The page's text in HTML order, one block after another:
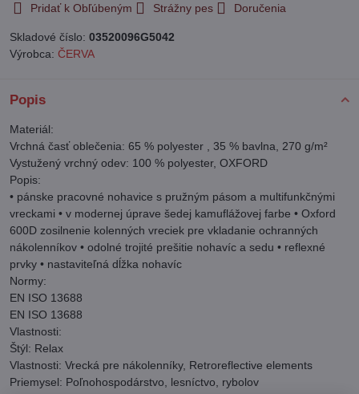
Pridať k Obľúbeným Strážny pes Doručenia
Skladové číslo: 03520096G5042
Výrobca: ČERVA
Popis
Materiál:
Vrchná časť oblečenia: 65 % polyester , 35 % bavlna, 270 g/m²
Vystužený vrchný odev: 100 % polyester, OXFORD
Popis:
• pánske pracovné nohavice s pružným pásom a multifunkčnými
vreckami • v modernej úprave šedej kamuflážovej farbe • Oxford
600D zosilnenie kolenných vreciek pre vkladanie ochranných
nákolenníkov • odolné trojité prešitie nohavíc a sedu • reflexné
prvky • nastaviteľná dĺžka nohavíc
Normy:
EN ISO 13688
EN ISO 13688
Vlastnosti:
Štýl: Relax
Vlastnosti: Vrecká pre nákolenníky, Retroreflective elements
Priemysel: Poľnohospodárstvo, lesníctvo, rybolov